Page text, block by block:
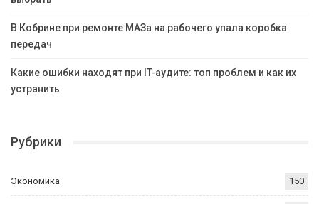
В Кобрине при ремонте МАЗа на рабочего упала коробка
передач
Какие ошибки находят при IT-аудите: топ проблем и как их
устранить
Рубрики
Экономика 150